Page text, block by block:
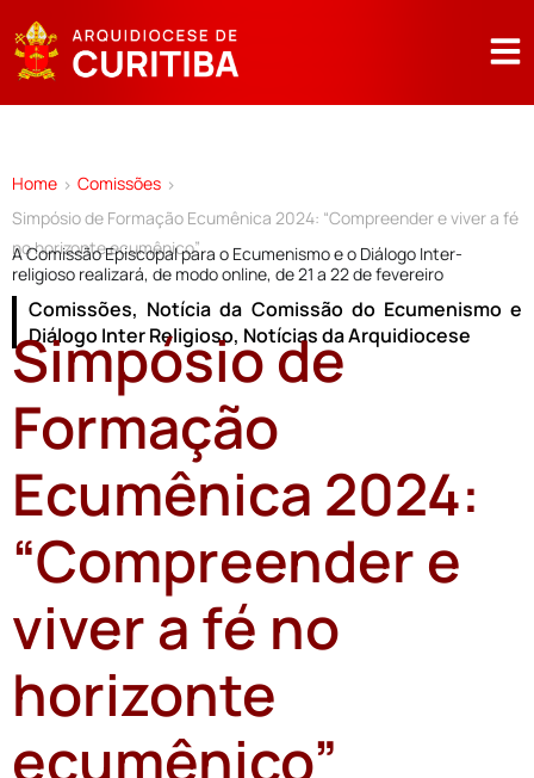
Home > Comissões >
Simpósio de Formação Ecumênica 2024: “Compreender e viver a fé
no horizonte ecumênico”
A Comissão Episcopal para o Ecumenismo e o Diálogo Inter-
religioso realizará, de modo online, de 21 a 22 de fevereiro
Comissões, Notícia da Comissão do Ecumenismo e
Diálogo Inter Religioso, Notícias da Arquidiocese
Simpósio de
Formação
Ecumênica 2024:
“Compreender e
viver a fé no
horizonte
ecumênico”